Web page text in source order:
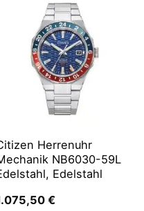
Herrenuhr
NB6030-59L
Edelstahl
€